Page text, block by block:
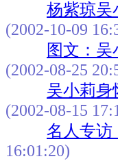
杨紫琼吴
(2002-10-09
图文：
(2002-08-25
吴小莉身
(2002-08-15
名人专
16:01:20)